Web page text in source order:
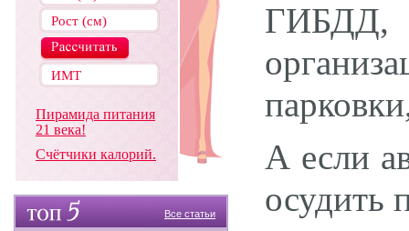
Пирамида питания
21 века!
Счётчики калорий.
Все статьи
А если
осудить